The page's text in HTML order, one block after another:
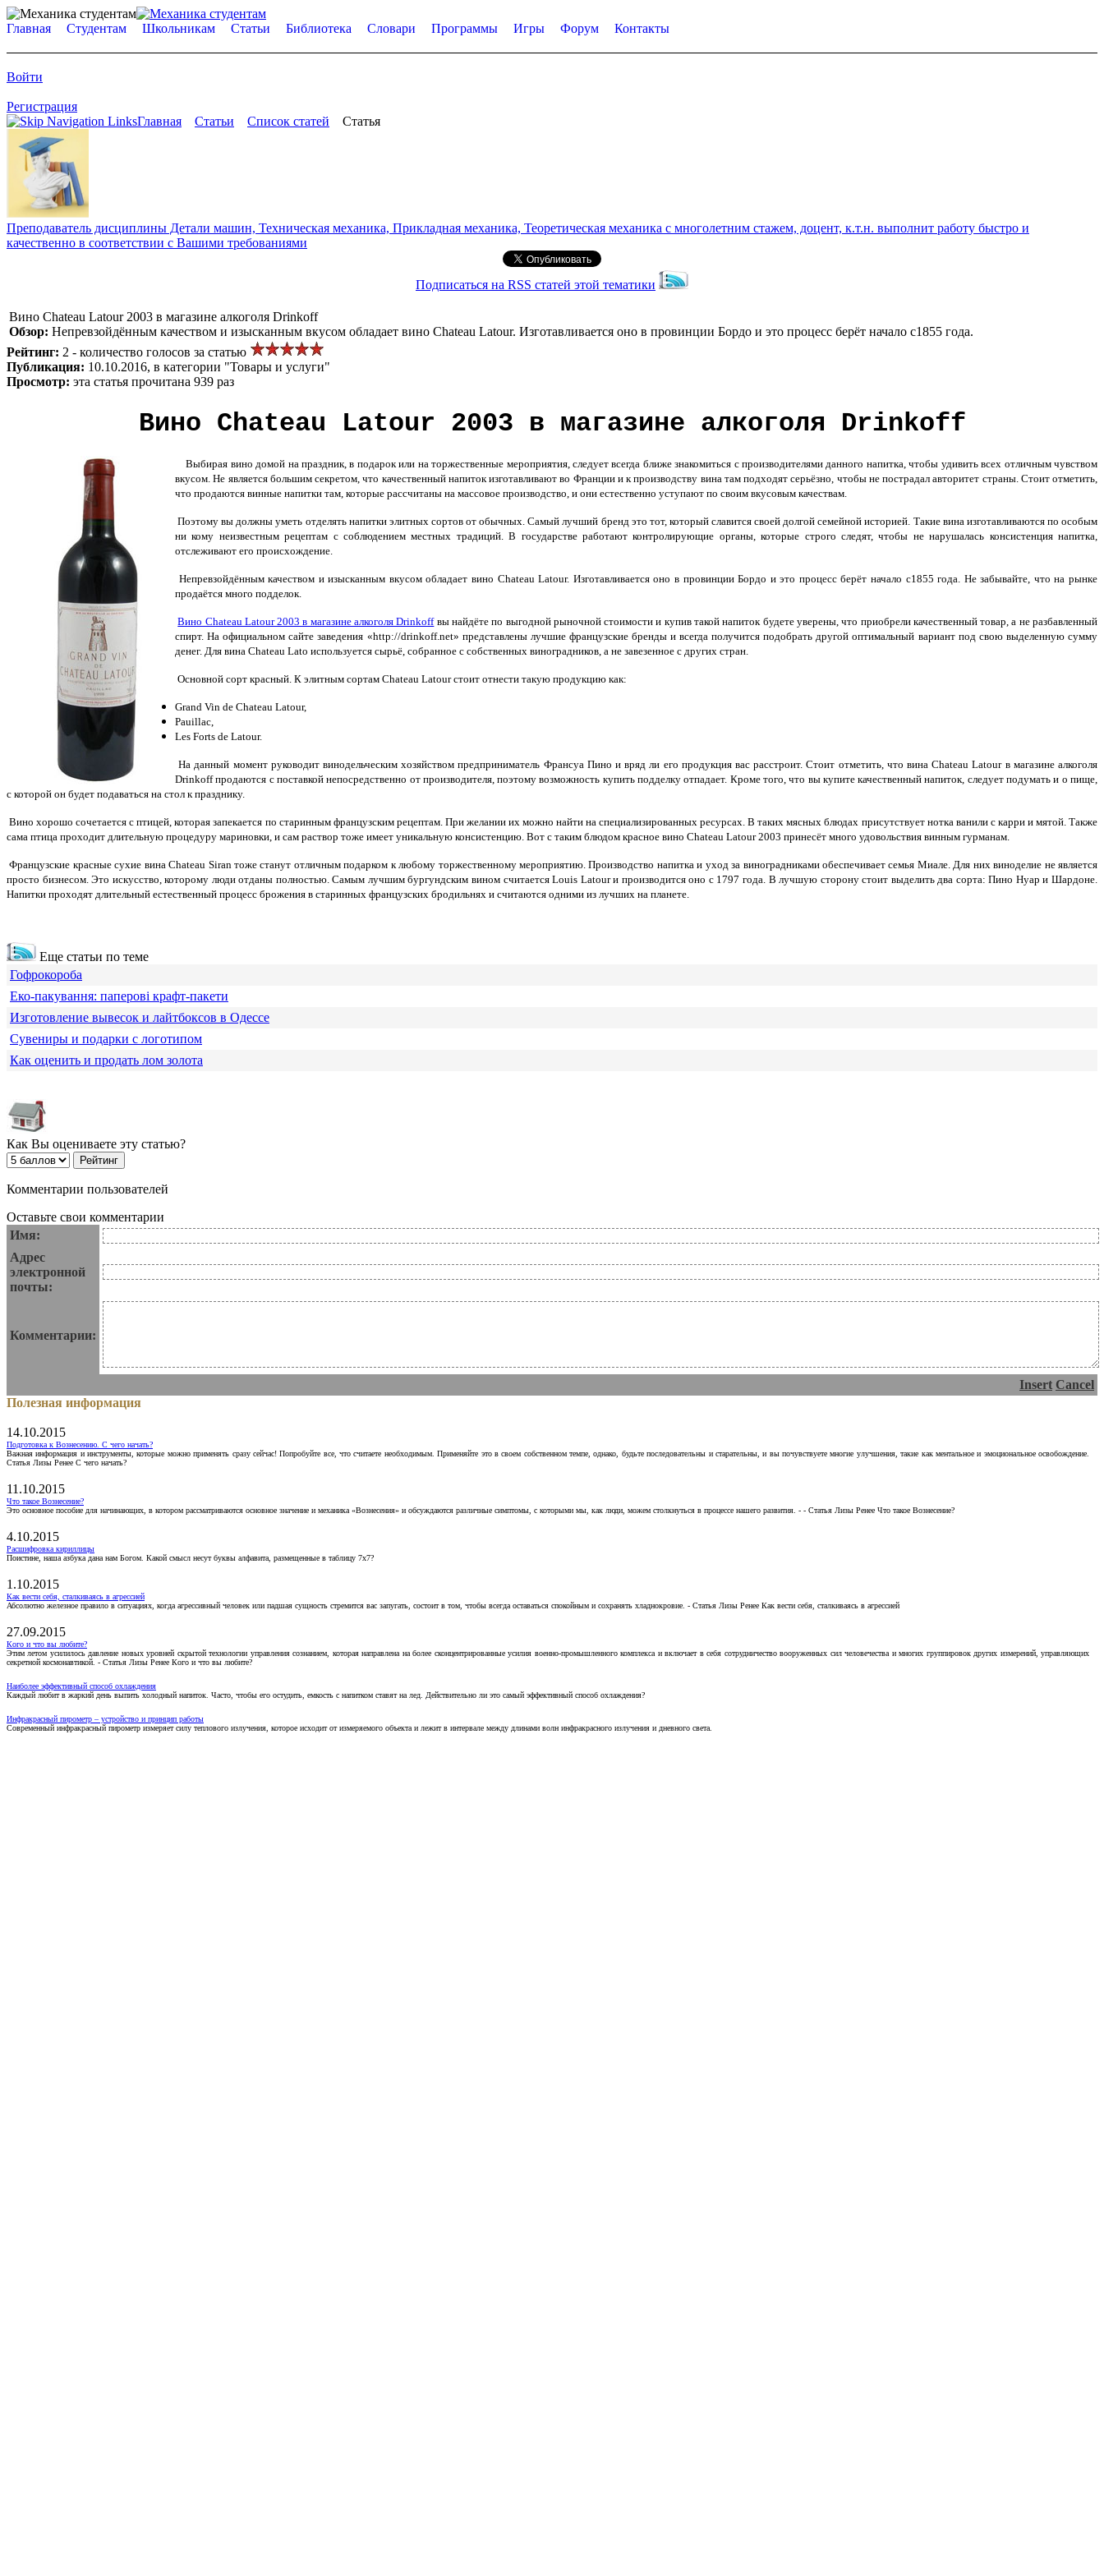
Главная Студентам Школьникам Статьи Библиотека Словари Программы Игры Форум Контакты
Войти
Регистрация
Главная
Статьи Список статей Статья
Преподаватель дисциплины Детали машин, Техническая механика, Прикладная механика, Теоретическая механика с многолетним стажем, доцент, к.т.н. выполнит работу быстро и
качественно в соответствии с Вашими требованиями
Подписаться на RSS статей этой тематики
Вино Chateau Latour 2003 в магазине алкоголя Drinkoff
Обзор: Непревзойдённым качеством и изысканным вкусом обладает вино Chateau Latour. Изготавливается оно в провинции Бордо и это процесс берёт начало с1855 года.
Рейтинг: 2 - количество голосов за статью
Публикация: 10.10.2016, в категории "Товары и услуги"
Просмотр: эта статья прочитана 939 раз
Вино Chateau Latour 2003 в магазине алкоголя Drinkoff
Выбирая вино домой на праздник, в подарок или на торжественные мероприятия, следует всегда ближе знакомиться с производителями данного напитка, чтобы удивить всех отличным чувством
вкусом. Не является большим секретом, что качественный напиток изготавливают во Франции и к производству вина там подходят серьёзно, чтобы не пострадал авторитет страны. Стоит отметить,
что продаются винные напитки там, которые рассчитаны на массовое производство, и они естественно уступают по своим вкусовым качествам.
Поэтому вы должны уметь отделять напитки элитных сортов от обычных. Самый лучший бренд это тот, который славится своей долгой семейной историей. Такие вина изготавливаются по особым
ни кому неизвестным рецептам с соблюдением местных традиций. В государстве работают контролирующие органы, которые строго следят, чтобы не нарушалась консистенция напитка,
отслеживают его происхождение.
Непревзойдённым качеством и изысканным вкусом обладает вино Chateau Latour. Изготавливается оно в провинции Бордо и это процесс берёт начало с1855 года. Не забывайте, что на рынке
продаётся много подделок.
Вино Chateau Latour 2003 в магазине алкоголя Drinkoffвы найдёте по выгодной рыночной стоимости и купив такой напиток будете уверены, что приобрели качественный товар, а не разбавленный
спирт. На официальном сайте заведения «http://drinkoff.net» представлены лучшие французские бренды и всегда получится подобрать другой оптимальный вариант под свою выделенную сумму
денег. Для вина Chateau Lato используется сырьё, собранное с собственных виноградников, а не завезенное с других стран.
Основной сорт красный. К элитным сортам Chateau Latour стоит отнести такую продукцию как:
Grand Vin de Chateau Latour,
Pauillac,
Les Forts de Latour.
На данный момент руководит винодельческим хозяйством предприниматель Франсуа Пино и вряд ли его продукция вас расстроит. Стоит отметить, что вина Chateau Latour в магазине алкоголя
Drinkoff продаются с поставкой непосредственно от производителя, поэтому возможность купить подделку отпадает. Кроме того, что вы купите качественный напиток, следует подумать и о пище,
с которой он будет подаваться на стол к празднику.
Вино хорошо сочетается с птицей, которая запекается по старинным французским рецептам. При желании их можно найти на специализированных ресурсах. В таких мясных блюдах присутствует нотка ванили с карри и мятой. Также
сама птица проходит длительную процедуру мариновки, и сам раствор тоже имеет уникальную консистенцию. Вот с таким блюдом красное вино Chateau Latour 2003 принесёт много удовольствия винным гурманам.
Французские красные сухие вина Chateau Siran тоже станут отличным подарком к любому торжественному мероприятию. Производство напитка и уход за виноградниками обеспечивает семья Миале. Для них виноделие не является
просто бизнесом. Это искусство, которому люди отданы полностью. Самым лучшим бургундским вином считается Louis Latour и производится оно с 1797 года. В лучшую сторону стоит выделить два сорта: Пино Нуар и Шардоне.
Напитки проходят длительный естественный процесс брожения в старинных французских бродильнях и считаются одними из лучших на планете.
Еще статьи по теме
Гофрокороба
Еко-пакування: паперові крафт-пакети
Изготовление вывесок и лайтбоксов в Одессе
Сувениры и подарки с логотипом
Как оценить и продать лом золота
Как Вы оцениваете эту статью?
Комментарии пользователей
Оставьте свои комментарии
Имя:
Адрес
электронной
почты:
Комментарии:
Insert Cancel
Полезная информация
14.10.2015
Подготовка к Вознесению. С чего начать?
Важная информация и инструменты, которые можно применять сразу сейчас! Попробуйте все, что считаете необходимым. Применяйте это в своем собственном темпе, однако, будьте последовательны и старательны, и вы почувствуете многие улучшения, такие как ментальное и эмоциональное освобождение.
Статья Лизы Ренее С чего начать?
11.10.2015
Что такое Вознесение?
Это основное пособие для начинающих, в котором рассматриваются основное значение и механика «Вознесения» и обсуждаются различные симптомы, с которыми мы, как люди, можем столкнуться в процессе нашего развития. - - Статья Лизы Ренее Что такое Вознесение?
4.10.2015
Расшифровка кириллицы
Поистине, наша азбука дана нам Богом. Какой смысл несут буквы алфавита, размещенные в таблицу 7х7?
1.10.2015
Как вести себя, сталкиваясь в агрессией
Абсолютно железное правило в ситуациях, когда агрессивный человек или падшая сущность стремится вас запугать, состоит в том, чтобы всегда оставаться спокойным и сохранять хладнокровие. - Статья Лизы Ренее Как вести себя, сталкиваясь в агрессией
27.09.2015
Кого и что вы любите?
Этим летом усилилось давление новых уровней скрытой технологии управления сознанием, которая направлена на более сконцентрированные усилия военно-промышленного комплекса и включает в себя сотрудничество вооруженных сил человечества и многих группировок других измерений, управляющих
секретной космонавтикой. - Статья Лизы Ренее Кого и что вы любите?
Наиболее эффективный способ охлаждения
Каждый любит в жаркий день выпить холодный напиток. Часто, чтобы его остудить, емкость с напитком ставят на лед. Действительно ли это самый эффективный способ охлаждения?
Инфракрасный пирометр – устройство и принцип работы
Современный инфракрасный пирометр измеряет силу теплового излучения, которое исходит от измеряемого объекта и лежит в интервале между длинами волн инфракрасного излучения и дневного света.